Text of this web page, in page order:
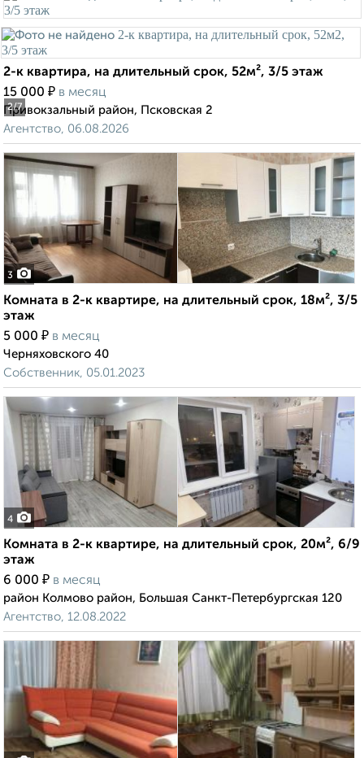
2/7
2-к квартира, на длительный срок, 52м², 3/5 этаж
15 000 ₽ в месяц
Привокзальный район, Псковская 2
Агентство, 06.08.2026
3
Комната в 2-к квартире, на длительный срок, 18м², 3/5
этаж
5 000 ₽ в месяц
Черняховского 40
Собственник, 05.01.2023
4
Комната в 2-к квартире, на длительный срок, 20м², 6/9
этаж
6 000 ₽ в месяц
район Колмово район, Большая Санкт-Петербургская 120
Агентство, 12.08.2022